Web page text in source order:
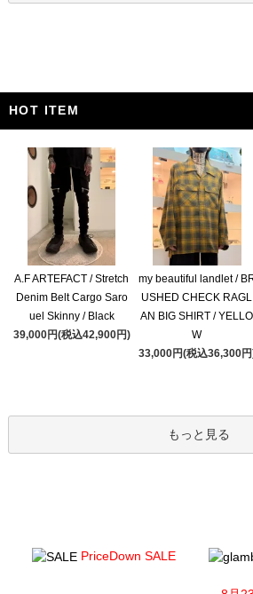
HOT ITEM
A.F ARTEFACT / Stretch
Denim Belt Cargo Saro
uel Skinny / Black
39,000円(税込42,900円)
my beautiful landlet /
USHED CHECK RAGL
AN BIG SHIRT / YELLO
W
33,000円(税込36,300
もっと見る
PriceDown SALE